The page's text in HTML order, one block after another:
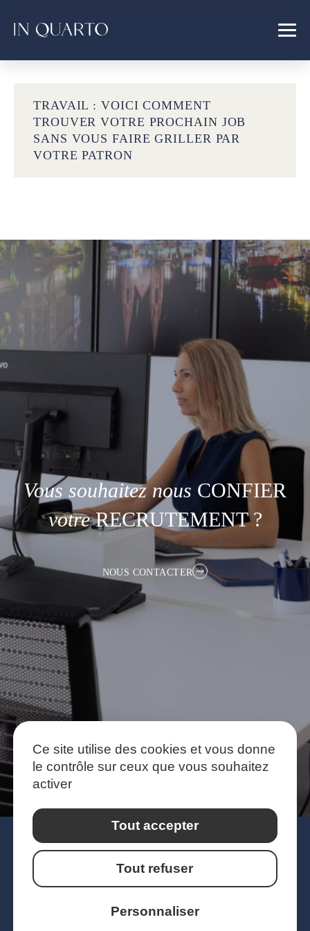
TRAVAIL : VOICI COMMENT
TROUVER VOTRE PROCHAIN JOB
SANS VOUS FAIRE GRILLER PAR
VOTRE PATRON
Vous souhaitez nous CONFIER
votreRECRUTEMENT ?
NOUS CONTACTER
Ce site utilise des cookies et vous donne
le contrôle sur ceux que vous souhaitez
activer
Tout accepter
Tout refuser
Personnaliser